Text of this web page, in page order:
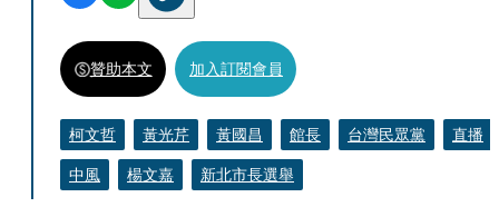
贊助本文 加入訂閱會員
柯文哲 黃光芹 黃國昌 館長 台灣民眾黨
直播
中風
楊文嘉 新北市長選舉